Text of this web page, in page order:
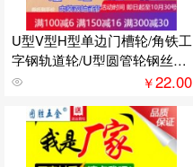
U型V型H型单边门槽轮/角铁工
字钢轨道轮/U型圆管轮钢丝绳
滑轮 (80MM)3寸加厚单边轮
￥22.00